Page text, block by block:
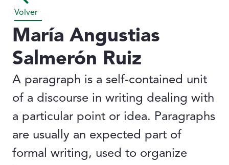
Volver
María Angustias
Salmerón Ruiz
A paragraph is a self-contained unit
of a discourse in writing dealing with
a particular point or idea. Paragraphs
are usually an expected part of
formal writing, used to organize